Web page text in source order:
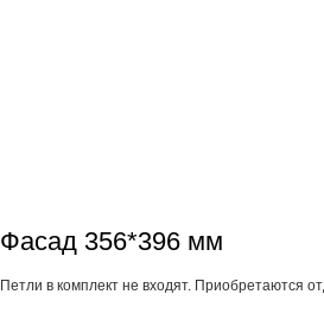
Фасад 356*396 мм
Петли в комплект не входят. Приобретаются